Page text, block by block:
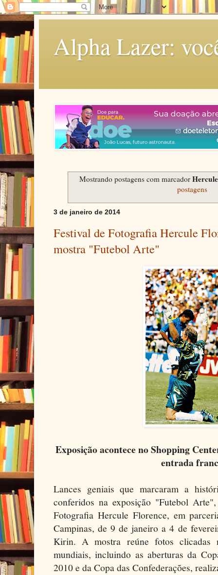
Alpha Lazer:
Mostrando postagens com marcador
postagens
3 de janeiro de 2014
Festival de Fotografia Hercule
mostra "Futebol Arte"
Exposição acontece no Shopping
entrada
Lances geniais que marcaram a
conferidos na exposição "Futebol
Fotografia Hercule Florence, em
Campinas, de 9 de janeiro a 4 de
Kirin. A mostra reúne fotos clicadas
mundiais, incluindo as aberturas da
2010 e da Copa das Confederações,